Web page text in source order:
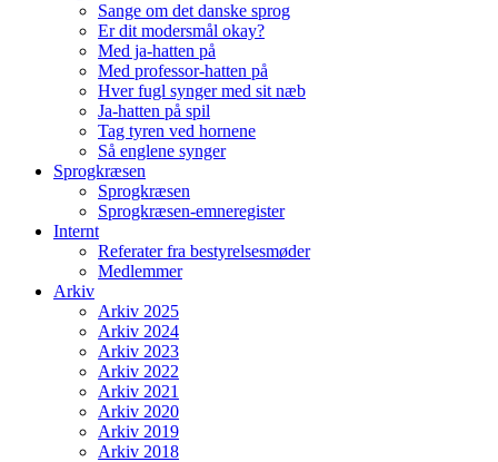
Sange om det danske sprog
Er dit modersmål okay?
Med ja-hatten på
Med professor-hatten på
Hver fugl synger med sit næb
Ja-hatten på spil
Tag tyren ved hornene
Så englene synger
Sprogkræsen
Sprogkræsen
Sprogkræsen-emneregister
Internt
Referater fra bestyrelsesmøder
Medlemmer
Arkiv
Arkiv 2025
Arkiv 2024
Arkiv 2023
Arkiv 2022
Arkiv 2021
Arkiv 2020
Arkiv 2019
Arkiv 2018